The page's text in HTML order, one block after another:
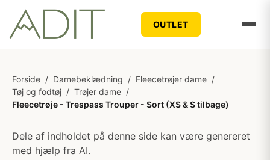
OUTLET
Forside / Damebeklædning / Fleecetrøjer dame /
Tøj og fodtøj / Trøjer dame /
Fleecetrøje - Trespass Trouper - Sort (XS & S tilbage)
Dele af indholdet på denne side kan være genereret
med hjælp fra AI.